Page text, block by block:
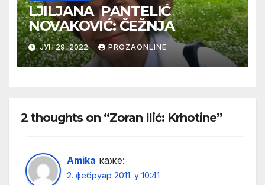
LJILJANA PANTELIĆ
NOVAKOVIĆ: ČEŽNJA
ЈУН 29, 2022 PROZAONLINE
2 thoughts on “Zoran Ilić: Krhotine”
Amika каже:
2. фебруар 2011. у 10:41